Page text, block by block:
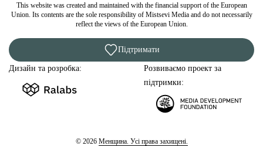
This website was created and maintained with the financial support of the European
Union. Its contents are the sole responsibility of Mistsevi Media and do not necessarily
reflect the views of the European Union.
Підтримати
Дизайн та розробка:
Розвиваємо проект за
підтримки:
© 2026 Менщина. Усі права захищені.